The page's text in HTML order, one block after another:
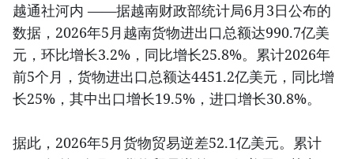
越通社河内 ——据越南财政部统计局6月3日公布的
数据，2026年5月越南货物进出口总额达990.7亿美
元，环比增长3.2%，同比增长25.8%。累计2026年
前5个月，货物进出口总额达4451.2亿美元，同比增
长25%，其中出口增长19.5%，进口增长30.8%。
据此，2026年5月货物贸易逆差52.1亿美元。累计